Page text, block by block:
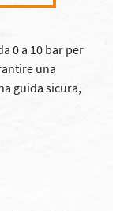
0 a 10 bar per
una
guida sicura,